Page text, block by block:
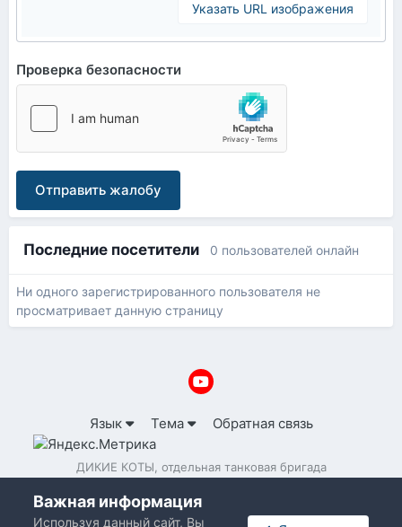
Указать URL изображения
Проверка безопасности
Отправить жалобу
Последние посетители 0 пользователей онлайн
Ни одного зарегистрированного пользователя не
просматривает данную страницу
Язык Тема Обратная связь
ДИКИЕ КОТЫ, отдельная танковая бригада
Важная информация
Используя данный сайт, Вы